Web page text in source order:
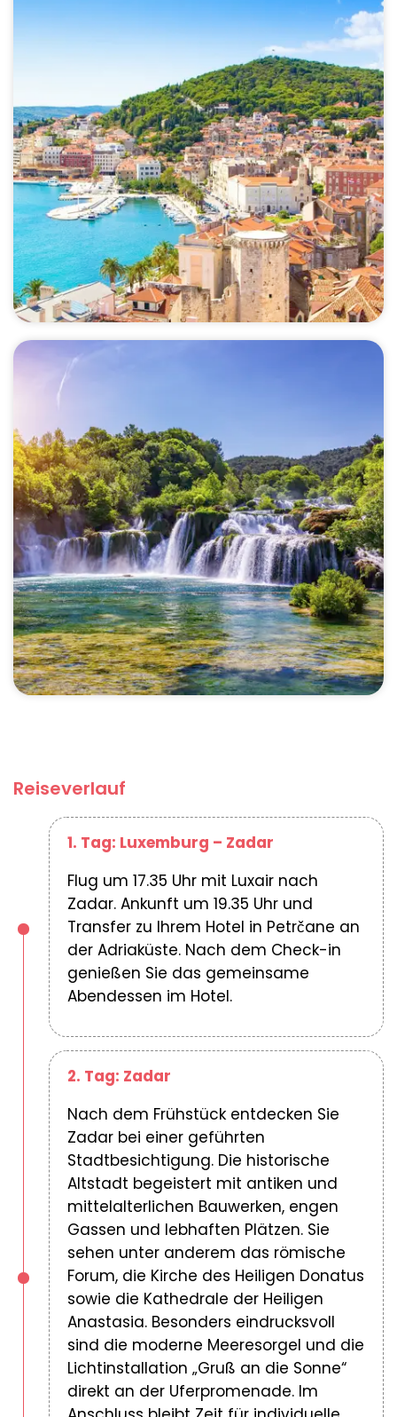
Reiseverlauf
1. Tag: Luxemburg – Zadar
Flug um 17.35 Uhr mit Luxair nach
Zadar. Ankunft um 19.35 Uhr und
Transfer zu Ihrem Hotel in Petrčane an
der Adriaküste. Nach dem Check-in
genießen Sie das gemeinsame
Abendessen im Hotel.
2. Tag: Zadar
Nach dem Frühstück entdecken Sie
Zadar bei einer geführten
Stadtbesichtigung. Die historische
Altstadt begeistert mit antiken und
mittelalterlichen Bauwerken, engen
Gassen und lebhaften Plätzen. Sie
sehen unter anderem das römische
Forum, die Kirche des Heiligen Donatus
sowie die Kathedrale der Heiligen
Anastasia. Besonders eindrucksvoll
sind die moderne Meeresorgel und die
Lichtinstallation „Gruß an die Sonne“
direkt an der Uferpromenade. Im